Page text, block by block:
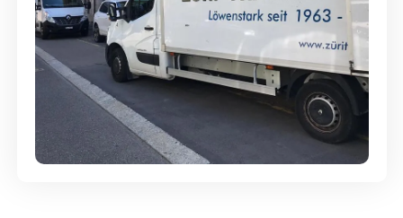
Günstige Umzüge - Hervorragender
Service